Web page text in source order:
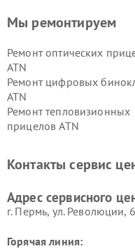
Мы ремонтируем
Ремонт оптических
ATN
Ремонт цифровых
ATN
Ремонт тепловизионных
прицелов ATN
Контакты сервис
Адрес сервисного
г. Пермь, ул. ​Революции,
Горячая линия: